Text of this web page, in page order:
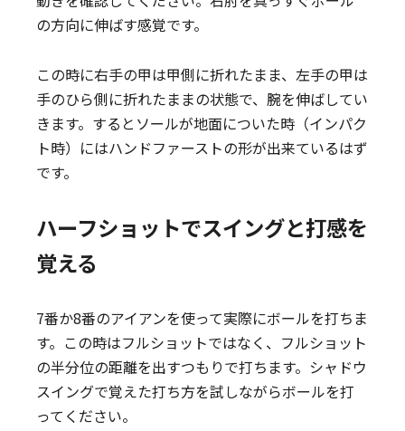
の方向に伸ばす感覚です。
この時に右手の甲は甲側に折れたまま、左手の甲は
手のひら側に折れたままの状態で、腕を伸ばしてい
きます。するとソールが地面についた時（インパク
ト時）にはハンドファーストの形が出来ているはず
です。
ハーフショットでスイングと打感を
覚える
7番か8番のアイアンを使って実際にボールを打ちま
す。この時はフルショットではなく、フルショット
の半分位の距離を出すつもりで打ちます。シャドウ
スイングで覚えた打ち方を試しながらボールを打
ってください。